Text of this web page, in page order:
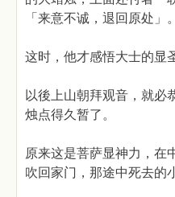
「来意不诚，退回原处」。
这时，他才感悟大士的显
以後上山朝拜观音，就必
烛点得久暂了。
原来这是菩萨显神力，在
吹回家门，那途中死去的